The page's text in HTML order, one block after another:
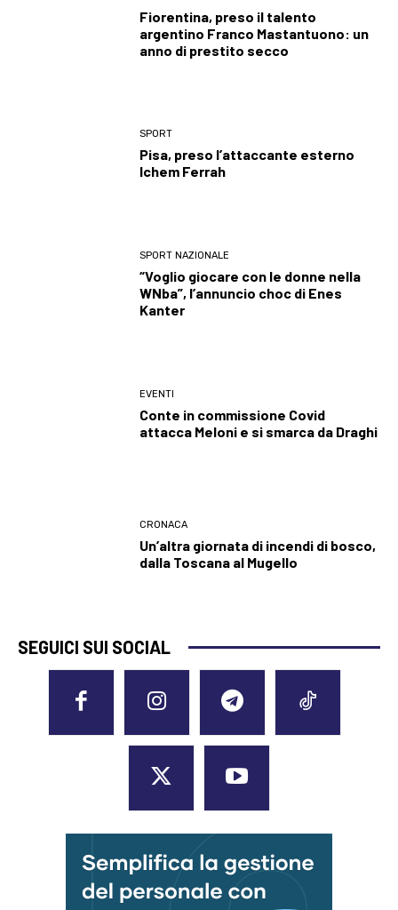
Fiorentina, preso il talento
argentino Franco Mastantuono: un
anno di prestito secco
SPORT
Pisa, preso l’attaccante esterno
Ichem Ferrah
SPORT NAZIONALE
“Voglio giocare con le donne nella
WNba”, l’annuncio choc di Enes
Kanter
EVENTI
Conte in commissione Covid
attacca Meloni e si smarca da Draghi
CRONACA
Un’altra giornata di incendi di bosco,
dalla Toscana al Mugello
SEGUICI SUI SOCIAL